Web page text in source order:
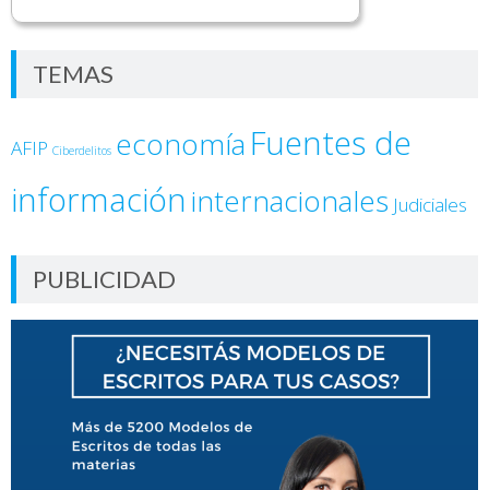
TEMAS
AFIP Ciberdelitos economía Fuentes de
informacióninternacionales Judiciales
PUBLICIDAD